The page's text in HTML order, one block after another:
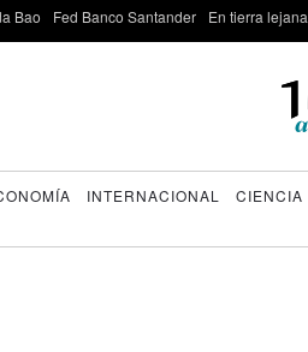
Bao Fed Banco Santander En tierra lejana
INTERNACIONAL CIENCIA